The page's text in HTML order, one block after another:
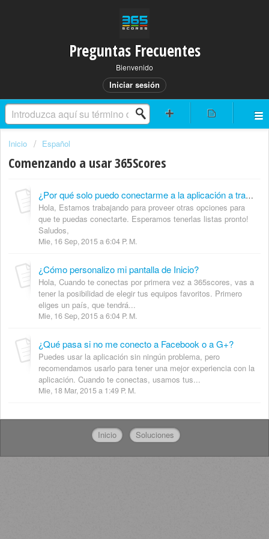
Preguntas Frecuentes
Bienvenido
Iniciar sesión
Inicio Español
Comenzando a usar 365Scores
¿Por qué solo puedo conectarme a la aplicación a través de Facebook y Google+ y no con otra red social?
Hola, Estamos trabajando para proveer otras opciones para
que te puedas conectarte. Esperamos tenerlas listas pronto!
Saludos,
Mie, 16 Sep, 2015 a 6:04 P. M.
¿Cómo personalizo mi pantalla de Inicio?
Hola, Cuando te conectas por primera vez a 365scores, vas a
tener la posibilidad de elegir tus equipos favoritos. Primero
eliges un país, que tendrá...
Mie, 16 Sep, 2015 a 6:04 P. M.
¿Qué pasa si no me conecto a Facebook o a G+?
Puedes usar la aplicación sin ningún problema, pero
recomendamos usarlo para tener una mejor experiencia con la
aplicación. Cuando te conectas, usamos tus...
Mie, 18 Mar, 2015 a 1:49 P. M.
Inicio Soluciones